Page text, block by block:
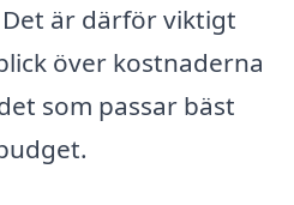
är därför viktigt
över kostnaderna
som passar bäst